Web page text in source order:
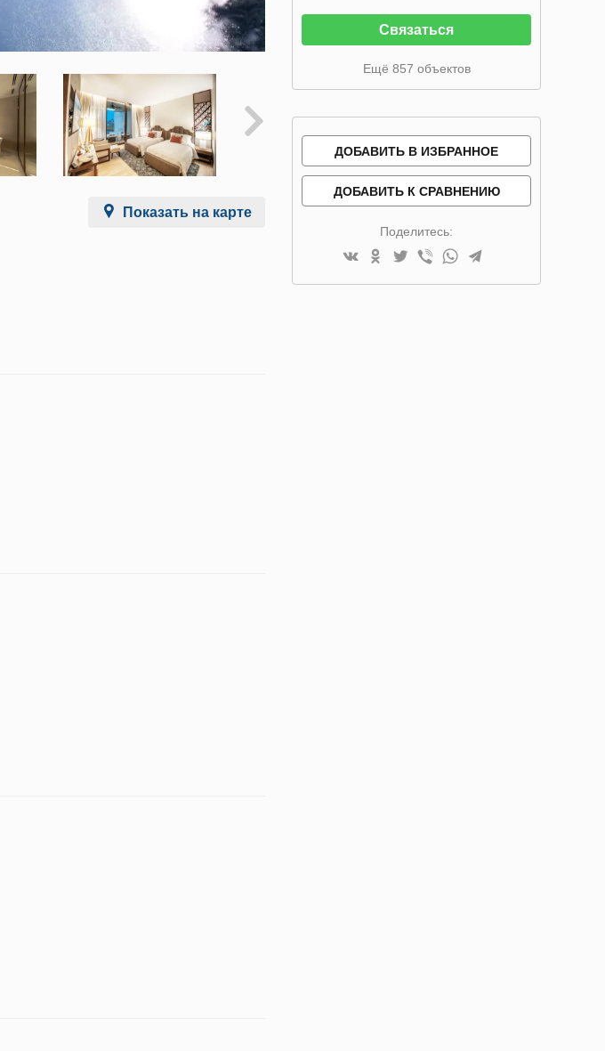
Показать на карте
Связаться
Ещё 857 объектов
ДОБАВИТЬ В ИЗБРАННОЕ
ДОБАВИТЬ К СРАВНЕНИЮ
Поделитесь: